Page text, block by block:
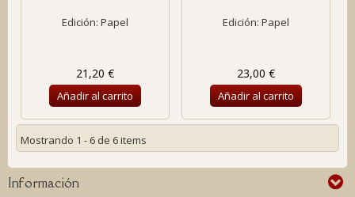
Edición: Papel
21,20 €
Añadir al carrito
Edición: Papel
23,00 €
Añadir al carrito
Mostrando 1 - 6 de 6 items
Información